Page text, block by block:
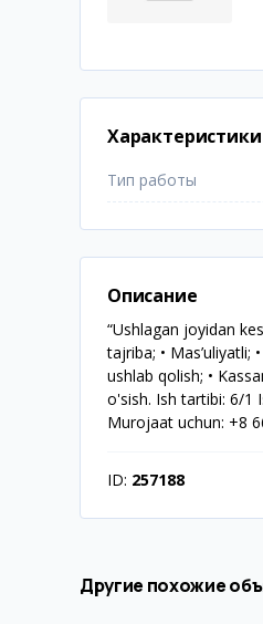
Характеристики
Тип работы
Описание
“Ushlagan joyidan
tajriba; • Mas’uliyatli;
ushlab qolish; •
o'sish. Ish tartibi: 6/1
Murojaat uchun: +8
ID: 257188
Другие похожие